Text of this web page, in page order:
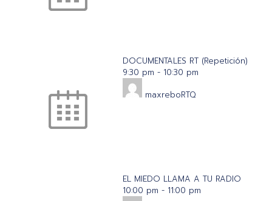
DOCUMENTALES RT (Repetición)
9:30 pm - 10:30 pm
maxreboRTQ
EL MIEDO LLAMA A TU RADIO
10:00 pm - 11:00 pm